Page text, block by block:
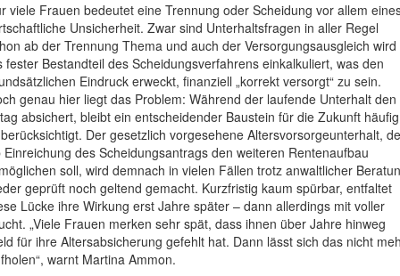
viele Frauen bedeutet eine Trennung oder Scheidung vor allem
Unsicherheit. Zwar sind Unterhaltsfragen in aller Regel
ab der Trennung Thema und auch der Versorgungsausgleich wird
fester Bestandteil des Scheidungsverfahrens einkalkuliert, was den
Eindruck erweckt, finanziell „korrekt versorgt“ zu sein.
genau hier liegt das Problem: Während der laufende Unterhalt den
absichert, bleibt ein entscheidender Baustein für die Zukunft häufig
Der gesetzlich vorgesehene Altersvorsorgeunterhalt,
Einreichung des Scheidungsantrags den weiteren Rentenaufbau
soll, wird demnach in vielen Fällen trotz anwaltlicher
geprüft noch geltend gemacht. Kurzfristig kaum spürbar, entfaltet
Lücke ihre Wirkung erst Jahre später – dann allerdings mit voller
„Viele Frauen merken sehr spät, dass ihnen über Jahre hinweg
für ihre Altersabsicherung gefehlt hat. Dann lässt sich das nicht
warnt Martina Ammon.